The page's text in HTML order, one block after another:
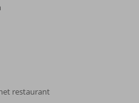
restaurant